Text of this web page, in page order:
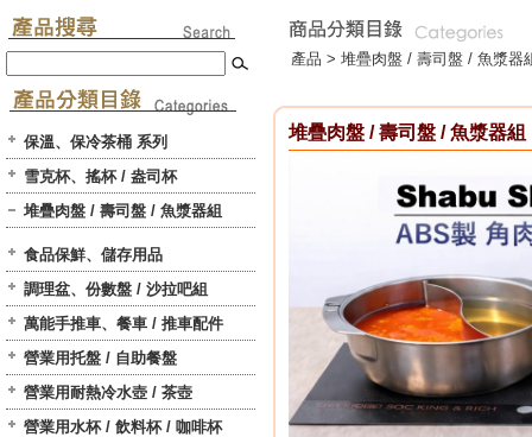
保溫、保冷茶桶 系列
雪克杯、搖杯 / 盎司杯
堆疊肉盤 / 壽司盤 / 魚漿器組
食品保鮮、儲存用品
調理盆、份數盤 / 沙拉吧組
萬能手推車、餐車 / 推車配件
營業用托盤 / 自助餐盤
營業用耐熱冷水壺 / 茶壺
營業用水杯 / 飲料杯 / 咖啡杯
產品 > 堆疊肉盤 / 壽司盤 / 魚漿器
堆疊肉盤 / 壽司盤 / 魚漿器組